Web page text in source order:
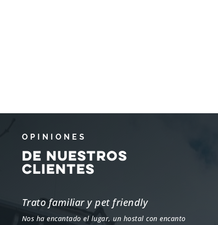
OPINIONES
De nuestros
clientes
Trato familiar y pet friendly
Nos ha encantado el lugar, un hostal con encanto